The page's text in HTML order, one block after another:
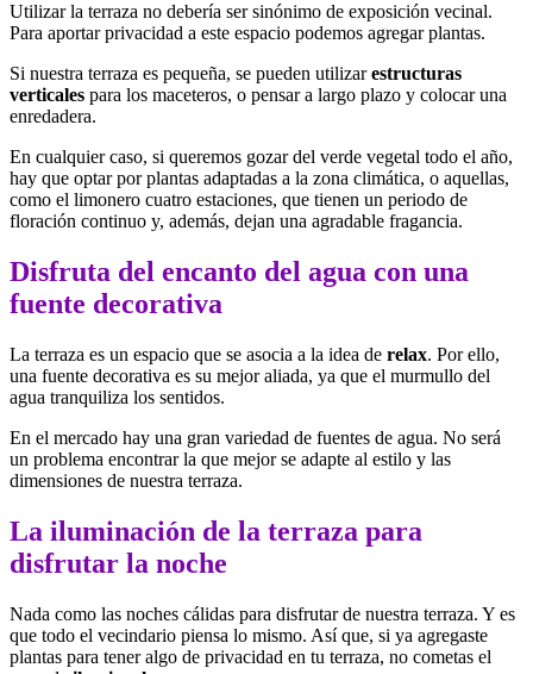
Utilizar la terraza no debería ser sinónimo de exposición vecinal.
Para aportar privacidad a este espacio podemos agregar plantas.
Si nuestra terraza es pequeña, se pueden utilizarestructuras
verticales para los maceteros, o pensar a largo plazo y colocar una
enredadera.
En cualquier caso, si queremos gozar del verde vegetal todo el año,
hay que optar por plantas adaptadas a la zona climática, o aquellas,
como el limonero cuatro estaciones, que tienen un periodo de
floración continuo y, además, dejan una agradable fragancia.
Disfruta del encanto del agua con una
fuente decorativa
La terraza es un espacio que se asocia a la idea de relax. Por ello,
una fuente decorativa es su mejor aliada, ya que el murmullo del
agua tranquiliza los sentidos.
En el mercado hay una gran variedad de fuentes de agua. No será
un problema encontrar la que mejor se adapte al estilo y las
dimensiones de nuestra terraza.
La iluminación de la terraza para
disfrutar la noche
Nada como las noches cálidas para disfrutar de nuestra terraza. Y es
que todo el vecindario piensa lo mismo. Así que, si ya agregaste
plantas para tener algo de privacidad en tu terraza, no cometas el